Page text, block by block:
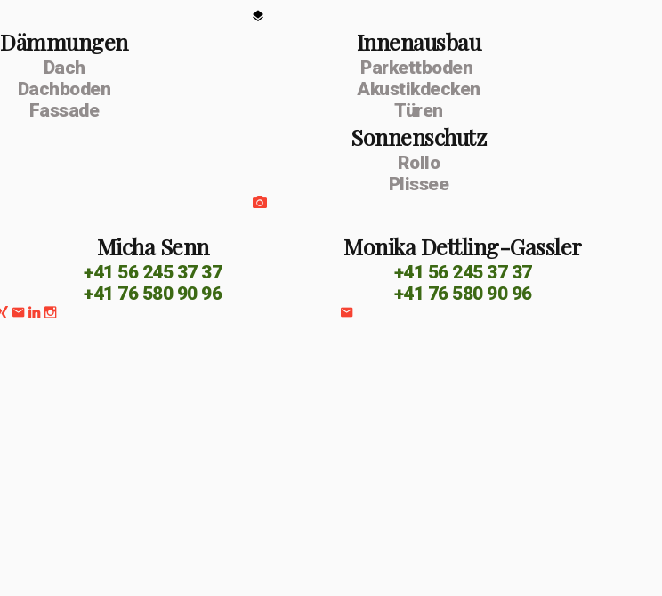
Dämmungen
Dach
Dachboden
Fassade
Innenausbau
Parkettboden
Akustikdecken
Türen
Sonnenschutz
Rollo
Plissee
Micha Senn
+41 56 245 37 37
+41 76 580 90 96
Monika Dettling-Gassler
+41 56 245 37 37
+41 76 580 90 96